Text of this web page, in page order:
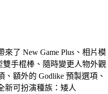
了 New Game Plus、相片模
雙手棍棒、隨時變更人物外觀
額外的 Godlike 預製選項、
新可扮演種族：矮人